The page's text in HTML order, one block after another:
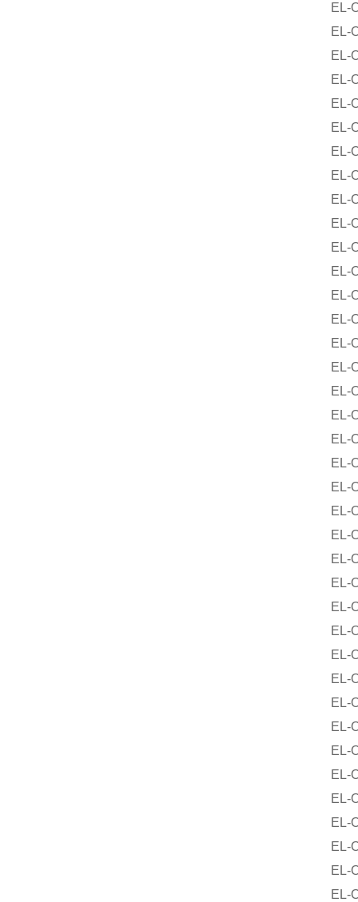
EL-O-
EL-O-
EL-O-
EL-O-
EL-O-
EL-O-
EL-O-
EL-O-
EL-O-
EL-O-
EL-O-
EL-O-
EL-O-
EL-O-
EL-O-
EL-O-
EL-O-
EL-O-
EL-O-
EL-O-
EL-O-
EL-O-
EL-O-
EL-O-
EL-O-
EL-O-
EL-O-
EL-O-
EL-O-
EL-O-
EL-O-
EL-O-
EL-O-
EL-O-
EL-O-
EL-O-
EL-O-
EL-O-